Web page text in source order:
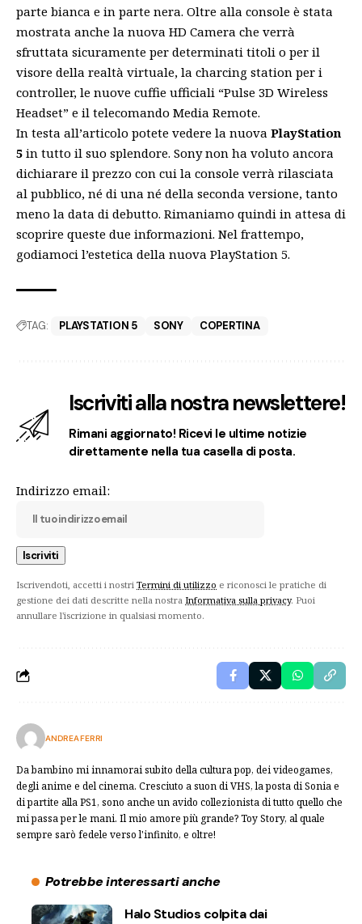
parte bianca e in parte nera. Oltre alla console è stata
mostrata anche la nuova HD Camera che verrà
sfruttata sicuramente per determinati titoli o per il
visore della realtà virtuale, la charcing station per i
controller, le nuove cuffie ufficiali “Pulse 3D Wireless
Headset” e il telecomando Media Remote.
In testa all’articolo potete vedere la nuova PlayStation
5 in tutto il suo splendore. Sony non ha voluto ancora
dichiarare il prezzo con cui la console verrà rilasciata
al pubblico, né di una né della seconda versione, tanto
meno la data di debutto. Rimaniamo quindi in attesa di
scoprire queste due informazioni. Nel frattempo,
godiamoci l’estetica della nuova PlayStation 5.
TAG: PLAYSTATION 5 SONY COPERTINA
Iscriviti alla nostra newslettere!
Rimani aggiornato! Ricevi le ultime notizie
direttamente nella tua casella di posta.
Indirizzo email:
Iscrivendoti, accetti i nostri Termini di utilizzo e riconosci le pratiche di
gestione dei dati descritte nella nostra Informativa sulla privacy. Puoi
annullare l'iscrizione in qualsiasi momento.
ANDREA FERRI
Da bambino mi innamorai subito della cultura pop, dei videogames,
degli anime e del cinema. Cresciuto a suon di VHS, la posta di Sonia e
di partite alla PS1, sono anche un avido collezionista di tutto quello che
mi passa per le mani. Il mio amore più grande? Toy Story, al quale
sempre sarò fedele verso l'infinito, e oltre!
Potrebbe interessarti anche
Halo Studios colpita dai